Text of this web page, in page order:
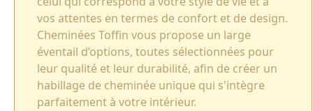
vos attentes en termes de confort et de design.
Cheminées Toffin vous propose un large
éventail d’options, toutes sélectionnées pour
leur qualité et leur durabilité, afin de créer un
habillage de cheminée unique qui s'intègre
parfaitement à votre intérieur.‍